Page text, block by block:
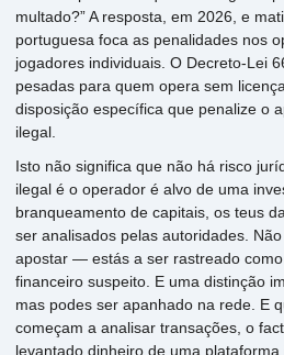
multado?” A resposta, em 2026, e
portuguesa foca as penalidades nos
jogadores individuais. O Decreto-Lei
pesadas para quem opera sem
disposição específica que penalize o
ilegal.
Isto não significa que não há risco
ilegal é o operador é alvo de uma
branqueamento de capitais, os teus
ser analisados pelas autoridades.
apostar — estás a ser rastreado
financeiro suspeito. E uma distinção
mas podes ser apanhado na rede. E
começam a analisar transações, o
levantado dinheiro de uma